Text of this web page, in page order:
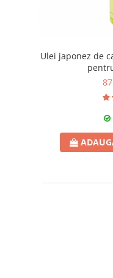
Ulei japonez de